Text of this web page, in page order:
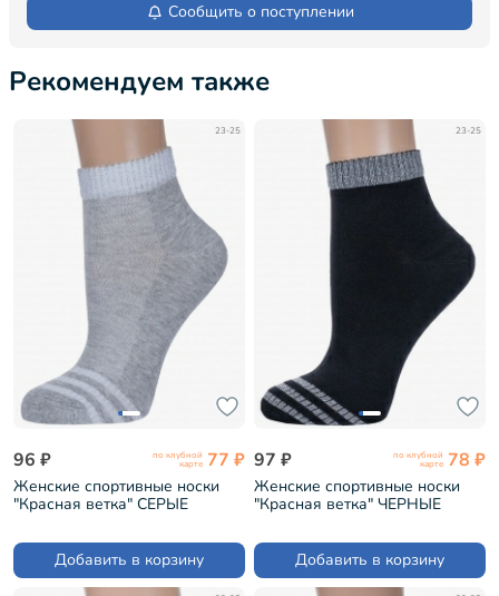
Сообщить о поступлении
Рекомендуем также
23-25
96 ₽ по клубной
карте 77 ₽
Женские спортивные носки
"Красная ветка" СЕРЫЕ
Добавить в корзину
23-25
97 ₽ по клубной
карте 78 ₽
Женские спортивные носки
"Красная ветка" ЧЕРНЫЕ
Добавить в корзину